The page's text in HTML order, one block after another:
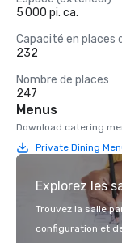
5 000 pi. ca.
Capacité en places
232
Nombre de places
247
Menus
Download catering
Private Dining
Explorez les
Trouvez la salle
configuration et